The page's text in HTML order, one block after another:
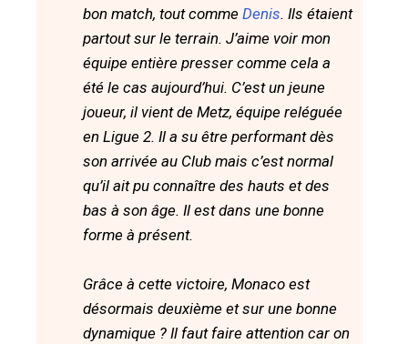
bon match, tout comme Denis. Ils étaient
partout sur le terrain. J’aime voir mon
équipe entière presser comme cela a
été le cas aujourd’hui. C’est un jeune
joueur, il vient de Metz, équipe reléguée
en Ligue 2. Il a su être performant dès
son arrivée au Club mais c’est normal
qu’il ait pu connaître des hauts et des
bas à son âge. Il est dans une bonne
forme à présent.
Grâce à cette victoire, Monaco est
désormais deuxième et sur une bonne
dynamique ? Il faut faire attention car on